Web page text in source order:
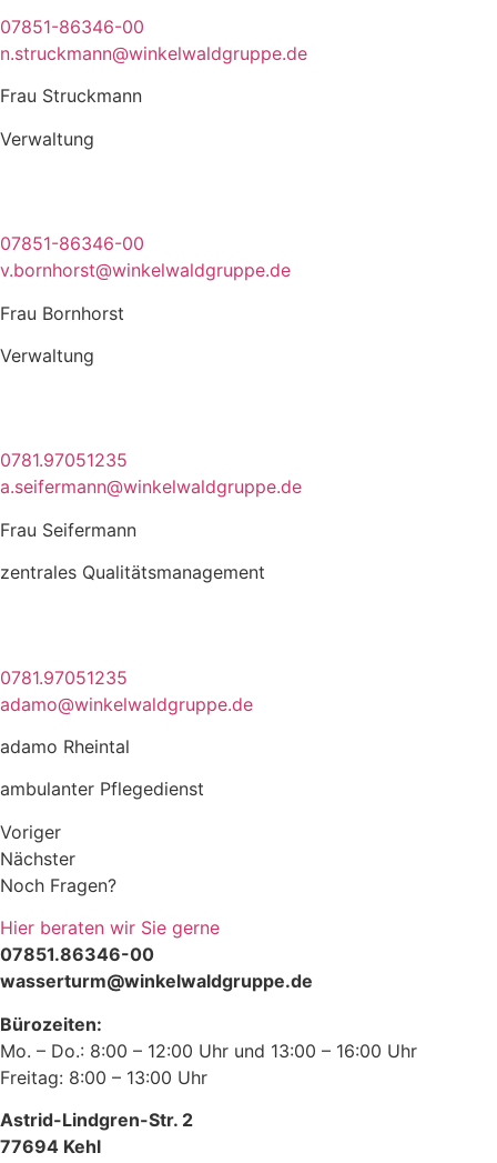
07851-86346-00
n.struckmann@winkelwaldgruppe.de
Frau Struckmann
Verwaltung
07851-86346-00
v.bornhorst@winkelwaldgruppe.de
Frau Bornhorst
Verwaltung
0781.97051235
a.seifermann@winkelwaldgruppe.de
Frau Seifermann
zentrales Qualitätsmanagement
0781.97051235
adamo@winkelwaldgruppe.de
adamo Rheintal
ambulanter Pflegedienst
Voriger
Nächster
Noch Fragen?
Hier beraten wir Sie gerne
07851.86346-00
wasserturm@winkelwaldgruppe.de
Bürozeiten:
Mo. – Do.: 8:00 – 12:00 Uhr und 13:00 – 16:00 Uhr
Freitag: 8:00 – 13:00 Uhr
Astrid-Lindgren-Str. 2
77694 Kehl